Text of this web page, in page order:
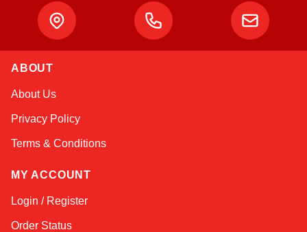
ABOUT
About Us
Privacy Policy
Terms & Conditions
MY ACCOUNT
Login / Register
Order Status